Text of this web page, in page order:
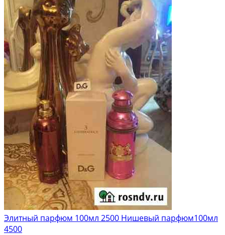
Элитный парфюм 100мл 2500 Нишевый парфюм100мл
4500